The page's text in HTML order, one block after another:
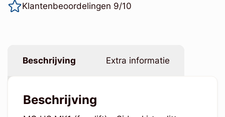
Klantenbeoordelingen 9/10
Beschrijving Extra informatie
Beschrijving